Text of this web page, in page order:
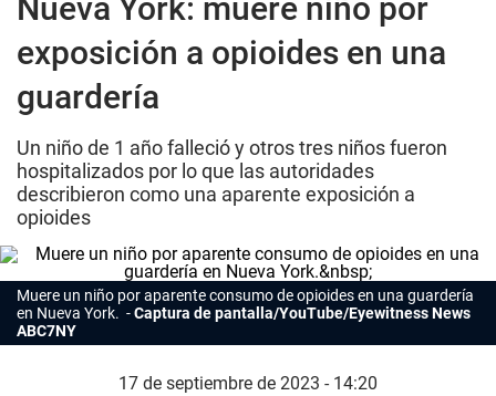
Nueva York: muere niño por
exposición a opioides en una
guardería
Un niño de 1 año falleció y otros tres niños fueron
hospitalizados por lo que las autoridades
describieron como una aparente exposición a
opioides
Muere un niño por aparente consumo de opioides en una guardería
en Nueva York.
Captura de pantalla/YouTube/Eyewitness News
ABC7NY
17 de septiembre de 2023 - 14:20